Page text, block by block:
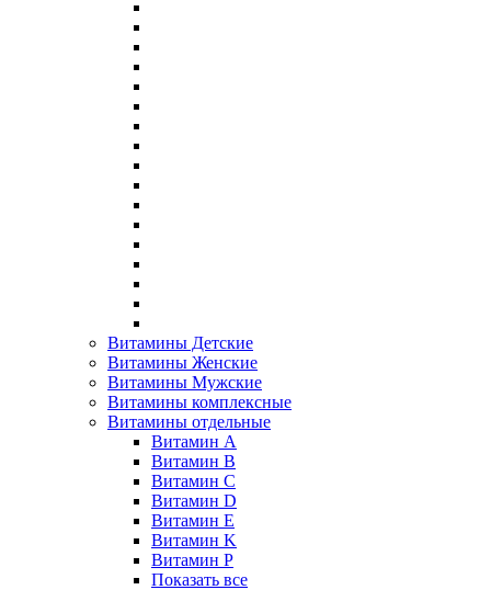
Витамины Детские
Витамины Женские
Витамины Мужские
Витамины комплексные
Витамины отдельные
Витамин A
Витамин B
Витамин C
Витамин D
Витамин E
Витамин K
Витамин P
Показать все